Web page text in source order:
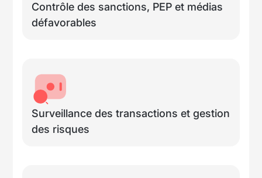
Contrôle des sanctions, PEP et médias
défavorables
Surveillance des transactions et gestion
des risques